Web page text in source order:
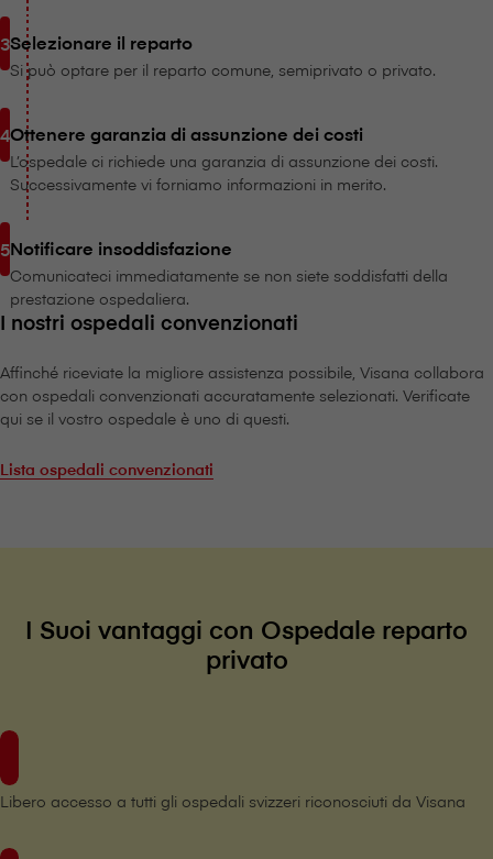
Selezionare il reparto
Si può optare per il reparto comune, semiprivato o privato.
Ottenere garanzia di assunzione dei costi
L’ospedale ci richiede una garanzia di assunzione dei costi.
Successivamente vi forniamo informazioni in merito.
Notificare insoddisfazione
Comunicateci immediatamente se non siete soddisfatti della
prestazione ospedaliera.
I nostri ospedali convenzionati
Affinché riceviate la migliore assistenza possibile, V⁠i⁠s⁠a⁠n⁠a collabora
con ospedali convenzionati accuratamente selezionati. Verificate
qui se il vostro ospedale è uno di questi.
Lista ospedali convenzionati
I Suoi vantaggi con Ospedale reparto
privato
Libero accesso a tutti gli ospedali svizzeri riconosciuti da V⁠i⁠s⁠a⁠n⁠a